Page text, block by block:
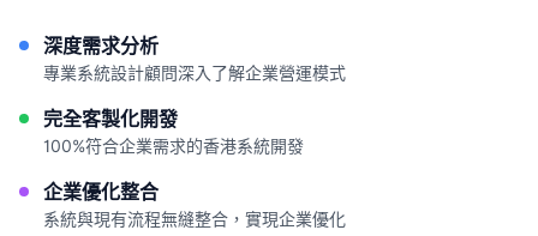
深度需求分析
專業系統設計顧問深入了解企業營運模式
完全客製化開發
100%符合企業需求的香港系統開發
企業優化整合
系統與現有流程無縫整合，實現企業優化